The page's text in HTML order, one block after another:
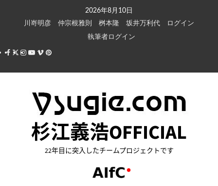
キ
2026年8月10日
川嵜明彦
仲宗根雅則 桝本隆 坂井万利代
ログイン
執筆者ログイン
Facebook
X Instagram
Youtube
VimeoPinterest
杉江義浩OFFICIAL
22年目に突入したチームプロジェクトです